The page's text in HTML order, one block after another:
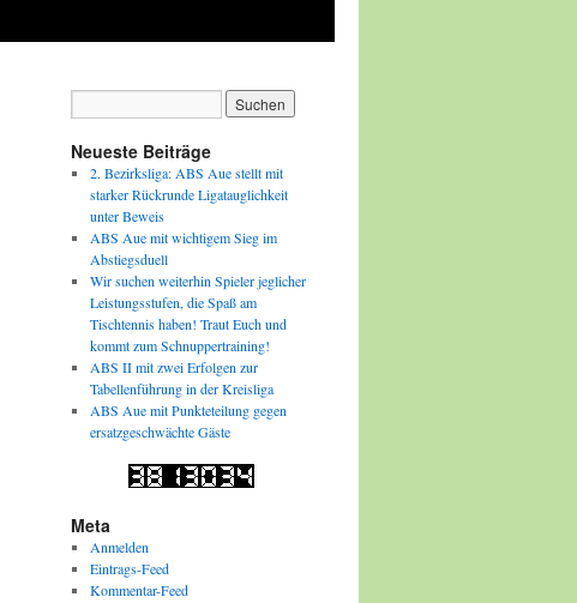
Neueste Beiträge
2. Bezirksliga: ABS Aue stellt mit
starker Rückrunde Ligatauglichkeit
unter Beweis
ABS Aue mit wichtigem Sieg im
Abstiegsduell
Wir suchen weiterhin Spieler jeglicher
Leistungsstufen, die Spaß am
Tischtennis haben! Traut Euch und
kommt zum Schnuppertraining!
ABS II mit zwei Erfolgen zur
Tabellenführung in der Kreisliga
ABS Aue mit Punkteteilung gegen
ersatzgeschwächte Gäste
Meta
Anmelden
Eintrags-Feed
Kommentar-Feed